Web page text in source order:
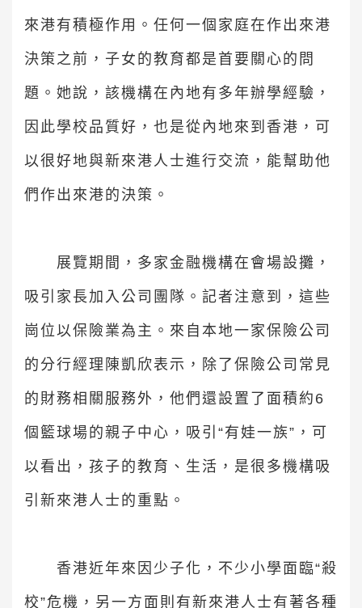
來港有積極作用。任何一個家庭在作出來港
決策之前，子女的教育都是首要關心的問
題。她說，該機構在內地有多年辦學經驗，
因此學校品質好，也是從內地來到香港，可
以很好地與新來港人士進行交流，能幫助他
們作出來港的決策。
展覽期間，多家金融機構在會場設攤，
吸引家長加入公司團隊。記者注意到，這些
崗位以保險業為主。來自本地一家保險公司
的分行經理陳凱欣表示，除了保險公司常見
的財務相關服務外，他們還設置了面積約6
個籃球場的親子中心，吸引“有娃一族”，可
以看出，孩子的教育、生活，是很多機構吸
引新來港人士的重點。
香港近年來因少子化，不少小學面臨“殺
校”危機，另一方面則有新來港人士有著各種